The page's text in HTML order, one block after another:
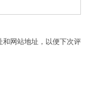
网站地址，以便下次评